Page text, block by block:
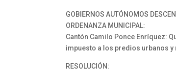
GOBIERNOS AUTÓNOMOS
ORDENANZA MUNICIPAL:
Cantón Camilo Ponce Enríquez:
impuesto a los predios urbanos y
RESOLUCIÓN: